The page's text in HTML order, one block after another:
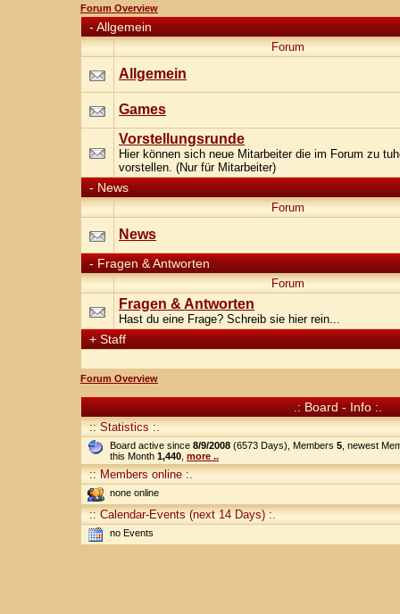
Forum Overview
-Allgemein
Forum
Allgemein
Games
Vorstellungsrunde
Hier können sich neue Mitarbeiter die im Forum zu
vorstellen. (Nur für Mitarbeiter)
- News
Forum
News
- Fragen & Antworten
Forum
Fragen & Antworten
Hast du eine Frage? Schreib sie hier rein...
+ Staff
Forum Overview
.: Board - Info :.
:: Statistics :.
Board active since 8/9/2008 (6573 Days), Members 5 , newest
this Month 1,440 more ..
:: Members online :.
none online
:: Calendar-Events (next 14 Days) :.
no Events